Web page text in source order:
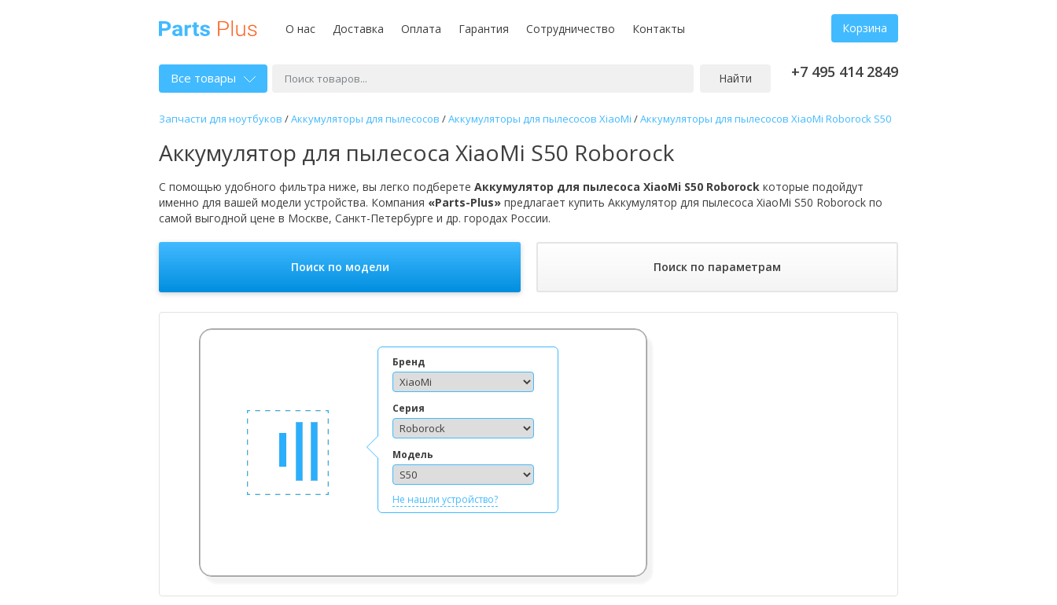
О нас Доставка Оплата Гарантия Сотрудничество Контакты Корзина
Все товары Найти +7 495 414 2849
Запчасти для ноутбуков /Аккумуляторы для пылесосов /Аккумуляторы для пылесосов XiaoMi /Аккумуляторы для пылесосов XiaoMi Roborock S50
Аккумулятор для пылесоса XiaoMi S50 Roborock
С помощью удобного фильтра ниже, вы легко подберете Аккумулятор для пылесоса XiaoMi S50 Roborock которые подойдут
именно для вашей модели устройства. Компания «Parts-Plus» предлагает купить Аккумулятор для пылесоса XiaoMi S50 Roborock по
самой выгодной цене в Москве, Санкт-Петербурге и др. городах России.
Поиск по модели Поиск по параметрам
Бренд
Серия
Модель
Не нашли устройство?